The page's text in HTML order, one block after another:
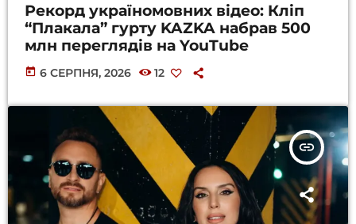
Рекорд україномовних відео: Кліп
“Плакала” гурту KAZKA набрав 500
млн переглядів на YouTube
today 6 СЕРПНЯ, 2026 12
insert_link